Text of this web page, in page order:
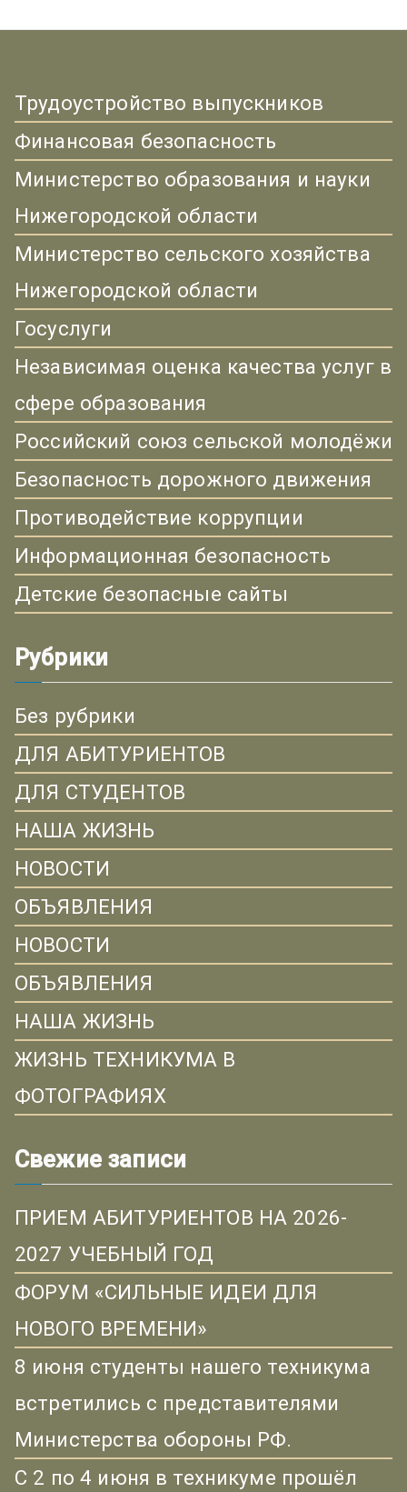
Трудоустройство выпускников
Финансовая безопасность
Министерство образования и науки
Нижегородской области
Министерство сельского хозяйства
Нижегородской области
Госуслуги
Независимая оценка качества услуг в
сфере образования
Российский союз сельской молодёжи
Безопасность дорожного движения
Противодействие коррупции
Информационная безопасность
Детские безопасные сайты
Рубрики
Без рубрики
ДЛЯ АБИТУРИЕНТОВ
ДЛЯ СТУДЕНТОВ
НАША ЖИЗНЬ
НОВОСТИ
ОБЪЯВЛЕНИЯ
НОВОСТИ
ОБЪЯВЛЕНИЯ
НАША ЖИЗНЬ
ЖИЗНЬ ТЕХНИКУМА В
ФОТОГРАФИЯХ
Свежие записи
ПРИЕМ АБИТУРИЕНТОВ НА 2026-
2027 УЧЕБНЫЙ ГОД
ФОРУМ «СИЛЬНЫЕ ИДЕИ ДЛЯ
НОВОГО ВРЕМЕНИ»
8 июня студенты нашего техникума
встретились с представителями
Министерства обороны РФ.
С 2 по 4 июня в техникуме прошёл